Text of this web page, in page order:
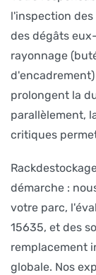
l'inspection
des dégâts
rayonnage
prolongent la
parallèlement,
critiques
démarche :
votre parc,
15635, et des
remplacement
globale. Nos